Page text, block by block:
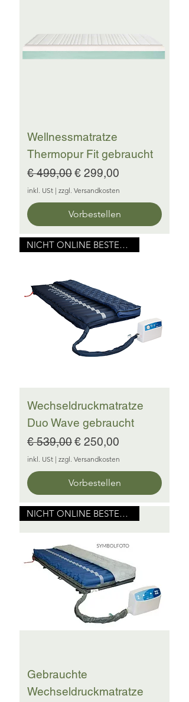
Wellnessmatratze
Thermopur Fit gebraucht
Standardpreis
€ 499,00Sale-Preis
€ 299,00
inkl. USt | zzgl. Versandkosten
Vorbestellen
NICHT ONLINE BESTELLBAR
Wechseldruckmatratze
Duo Wave gebraucht
Standardpreis
€ 539,00Sale-Preis
€ 250,00
inkl. USt | zzgl. Versandkosten
Vorbestellen
NICHT ONLINE BESTELLBAR
Gebrauchte
Wechseldruckmatratze